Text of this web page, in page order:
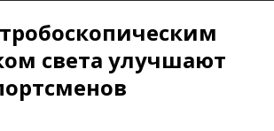
света улучшают